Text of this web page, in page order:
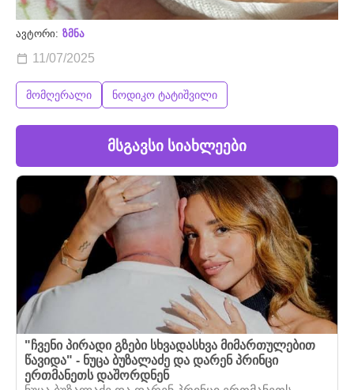
ავტორი: ზმნა
11/07/2025
მომღერალი ნოდიკო ტატიშვილი
მსგავსი სიახლეები
"ჩვენი პირადი გზები სხვადასხვა მიმართულებით
წავიდა" - ნუცა ბუზალაძე და დარენ პრინცი
ერთმანეთს დაშორდნენ